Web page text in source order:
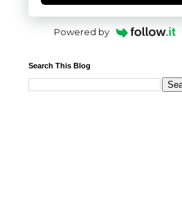
Powered by
Search This Blog